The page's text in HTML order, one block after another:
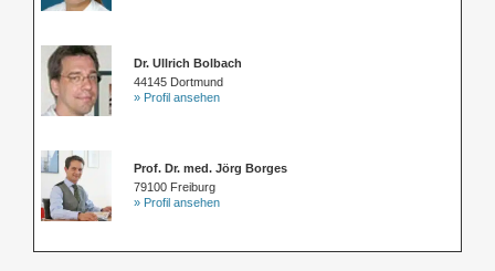
Dr. Ullrich Bolbach
44145 Dortmund
» Profil ansehen
Prof. Dr. med. Jörg Borges
79100 Freiburg
» Profil ansehen